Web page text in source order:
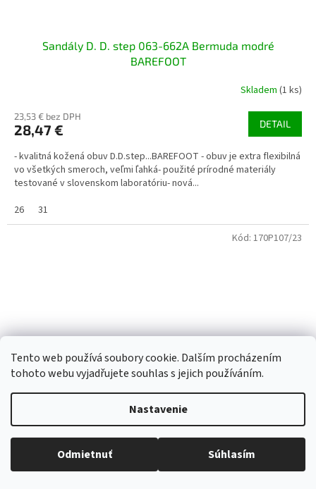
Tento web používá soubory cookie. Dalším procházením
tohoto webu vyjadřujete souhlas s jejich používáním.
Nastavenie
Odmietnuť Súhlasím
Sandály D. D. step 063-662A Bermuda modré
BAREFOOT
Skladem (1 ks)
23,53 € bez DPH
28,47 € DETAIL
- kvalitná kožená obuv D.D.step...BAREFOOT - obuv je extra flexibilná
vo všetkých smeroch, veľmi ľahká- použité prírodné materiály
testované v slovenskom laboratóriu- nová...
26
31
Sandálky Befado 170P107 sivé, kožená stielka
Kód: 170P107/23